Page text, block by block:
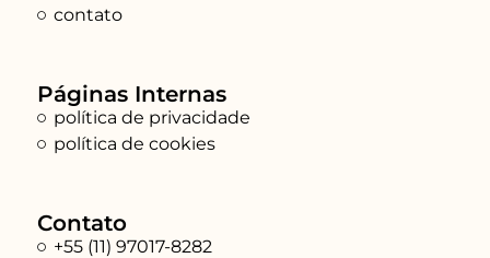
contato
Páginas Internas
política de privacidade
política de cookies
Contato
+55 (11) 97017-8282